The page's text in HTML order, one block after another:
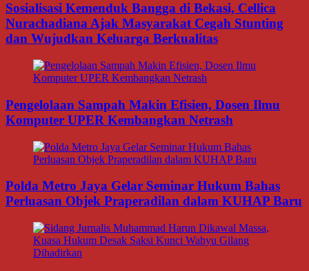
Sosialisasi Kemenduk Bangga di Bekasi, Cellica
Nurachadiana Ajak Masyarakat Cegah Stunting
dan Wujudkan Keluarga Berkualitas
Pengelolaan Sampah Makin Efisien, Dosen Ilmu
Komputer UPER Kembangkan Netrash
Polda Metro Jaya Gelar Seminar Hukum Bahas
Perluasan Objek Praperadilan dalam KUHAP Baru